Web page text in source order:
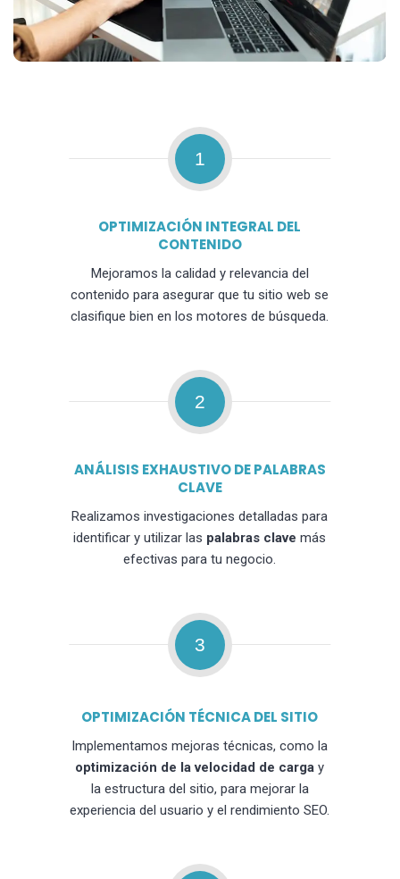
1
OPTIMIZACIÓN INTEGRAL DEL
CONTENIDO
Mejoramos la calidad y relevancia del
contenido para asegurar que tu sitio web se
clasifique bien en los motores de búsqueda.
2
ANÁLISIS EXHAUSTIVO DE PALABRAS
CLAVE
Realizamos investigaciones detalladas para
identificar y utilizar las palabras clave más
efectivas para tu negocio.
3
OPTIMIZACIÓN TÉCNICA DEL SITIO
Implementamos mejoras técnicas, como la
optimización de la velocidad de carga y
la estructura del sitio, para mejorar la
experiencia del usuario y el rendimiento SEO.